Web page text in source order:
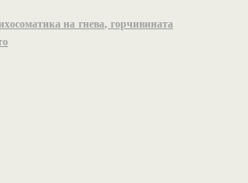
на гнева, горчивината